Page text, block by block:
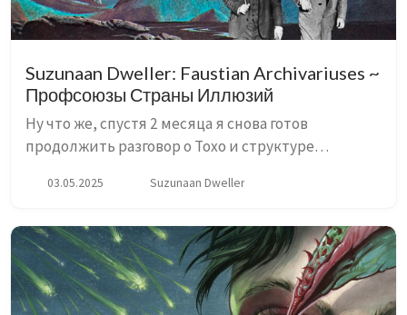
Suzunaan Dweller: Faustian Archivariuses ~
Профсоюзы Страны Иллюзий
Ну что же, спустя 2 месяца я снова готов
продолжить разговор о Тохо и структуре
как люди заражаются благодаря
03.05.2025 Suzunaan Dweller